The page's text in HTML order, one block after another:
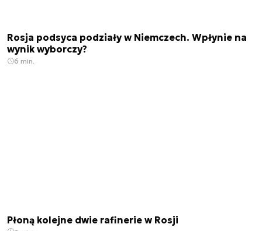
Rosja podsyca podziały w Niemczech. Wpłynie na
wynik wyborczy?
6 min.
Płoną kolejne dwie rafinerie w Rosji